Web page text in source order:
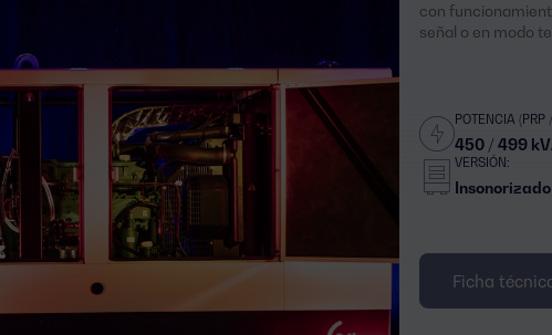
con
señal o en modo
POTENCIA (PRP
450 / 499
VERSIÓN:
Insonorizado
Ficha